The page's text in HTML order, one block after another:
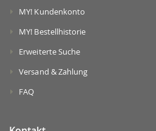
MY! Kundenkonto
MY! Bestellhistorie
Erweiterte Suche
Versand & Zahlung
FAQ